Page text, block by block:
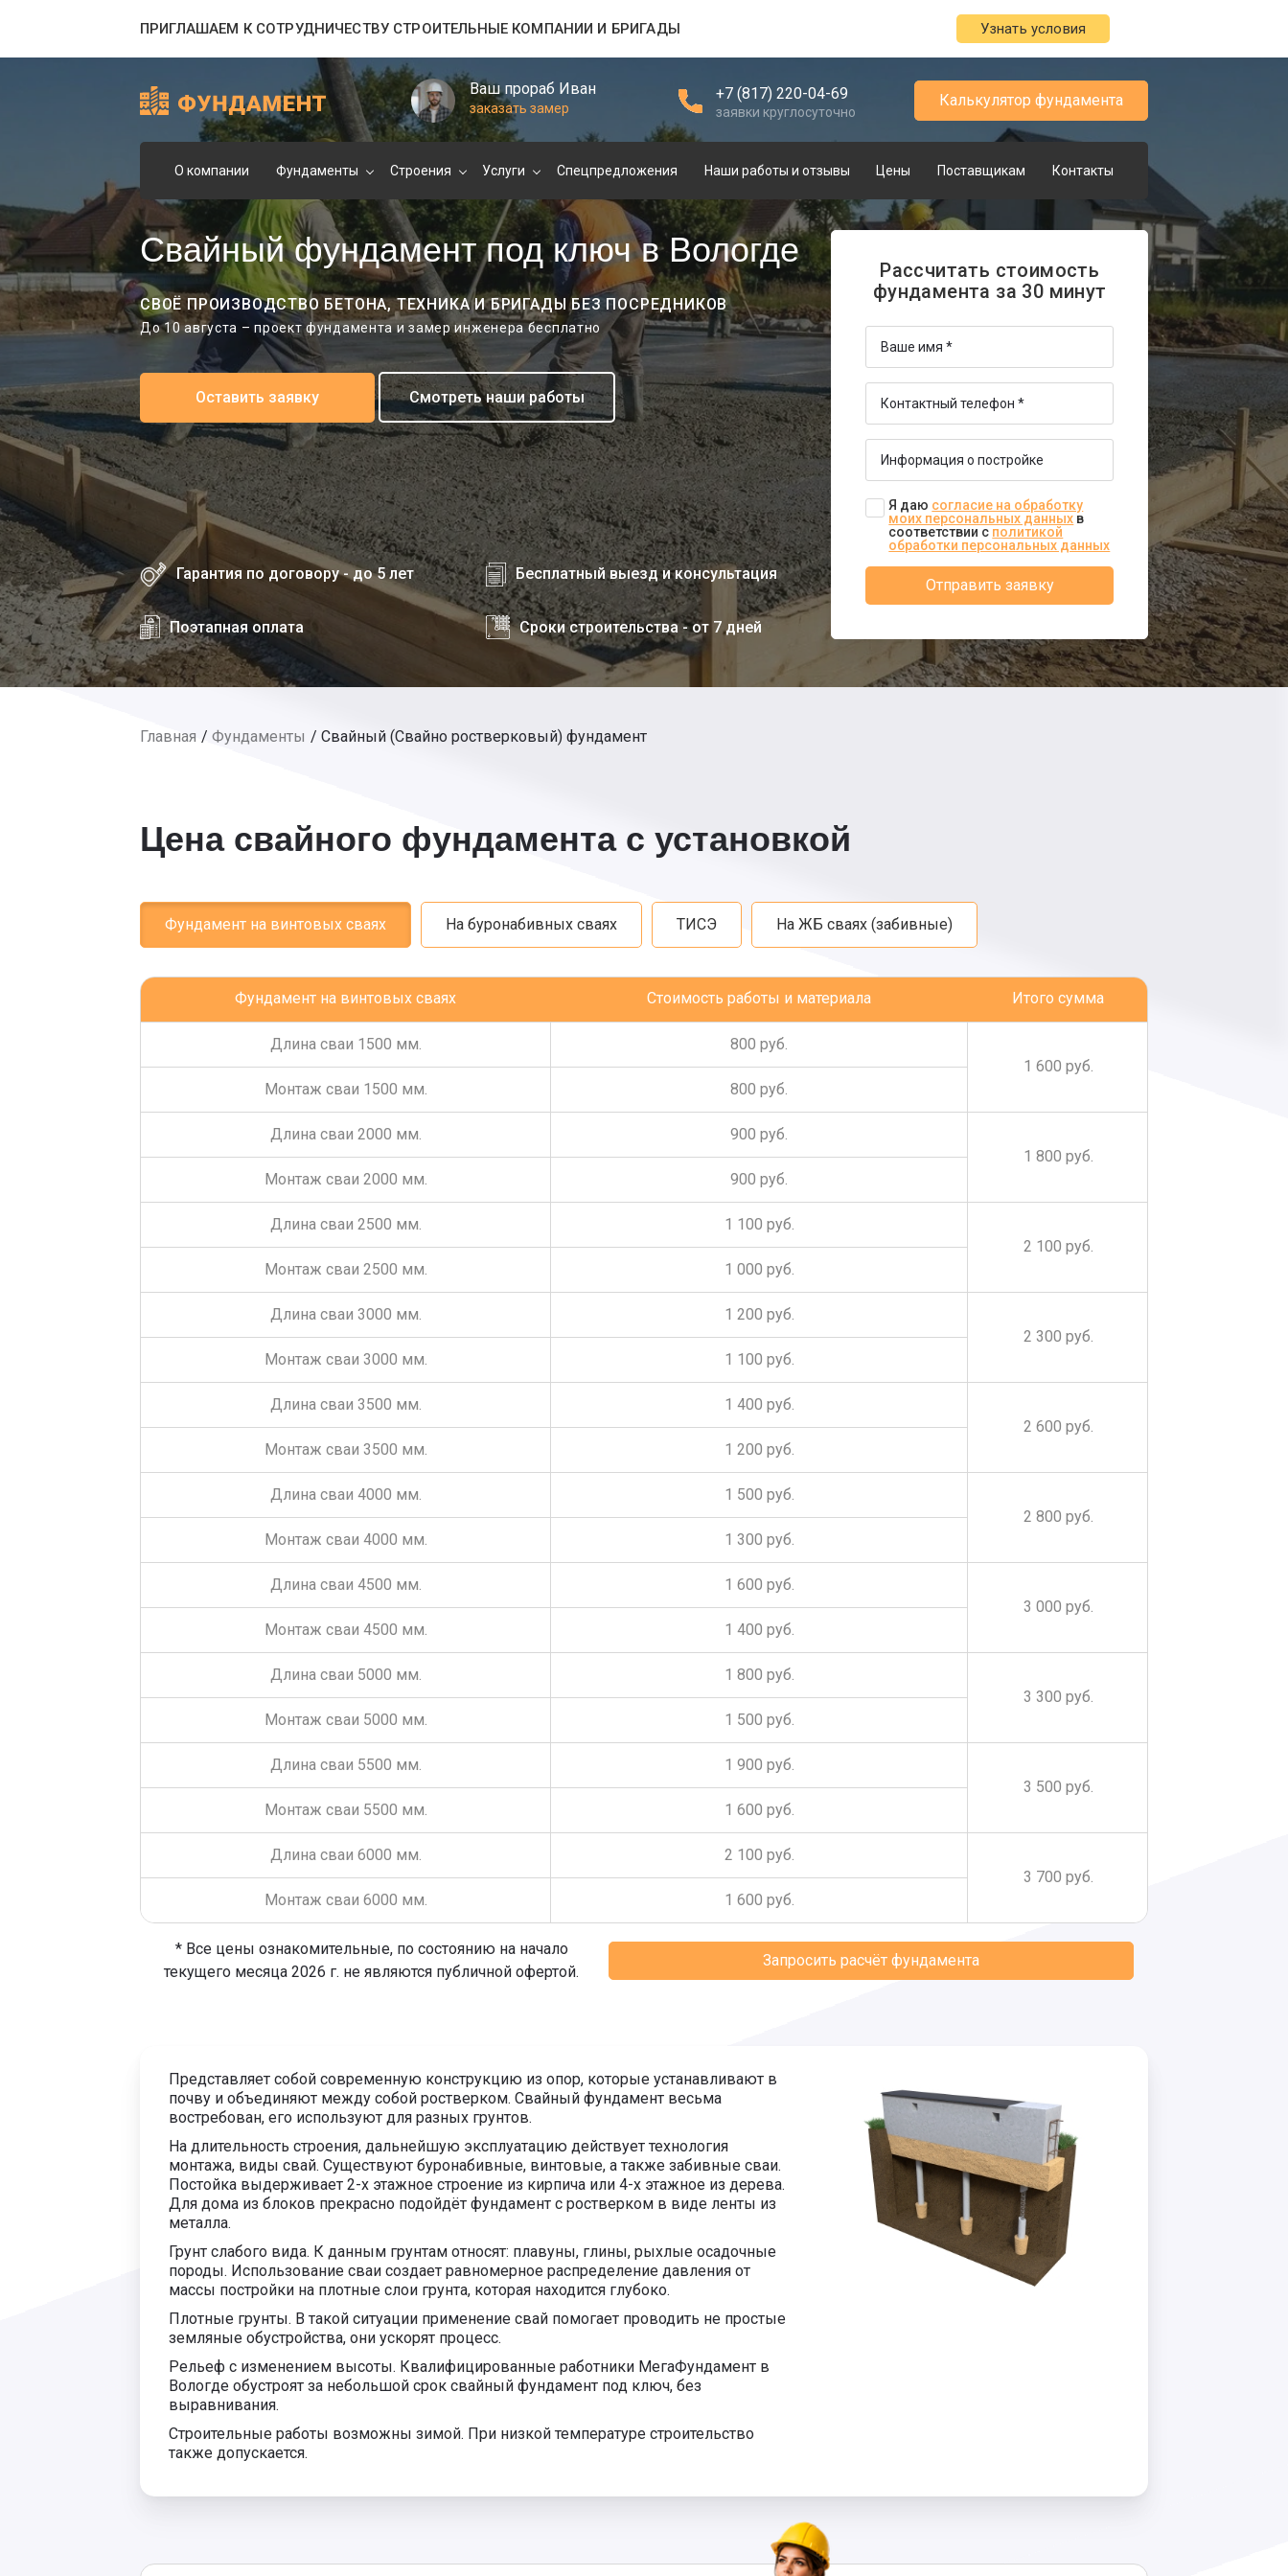
ПРИГЛАШАЕМ К СОТРУДНИЧЕСТВУ СТРОИТЕЛЬНЫЕ КОМПАНИИ И БРИГАДЫ Узнать условия
Ваш прораб Иван
заказать замер
+7 (817) 220-04-69
заявки круглосуточно
Калькулятор фундамента
О компании Фундаменты Строения Услуги Спецпредложения Наши работы и отзывы Цены Поставщикам Контакты
Свайный фундамент под ключ в Вологде
СВОЁ ПРОИЗВОДСТВО БЕТОНА, ТЕХНИКА И БРИГАДЫ БЕЗ ПОСРЕДНИКОВ
До 10 августа – проект фундамента и замер инженера бесплатно
Оставить заявку Смотреть наши работы
Гарантия по договору - до 5 лет Бесплатный выезд и консультация
Поэтапная оплата Сроки строительства - от 7 дней
Рассчитать стоимость
фундамента за 30 минут
Я даю согласие на обработку
моих персональных данных в
соответствии с политикой
обработки персональных данных
Отправить заявку
Главная Фундаменты Свайный (Свайно ростверковый) фундамент
Цена свайного фундамента с установкой
Фундамент на винтовых сваях На буронабивных сваях ТИСЭ На ЖБ сваях (забивные)
Фундамент на винтовых сваях Стоимость работы и материала Итого сумма
Длина сваи 1500 мм.
800 руб.
1 600 руб.
Монтаж сваи 1500 мм.
800 руб.
Длина сваи 2000 мм.
900 руб.
1 800 руб.
Монтаж сваи 2000 мм.
900 руб.
Длина сваи 2500 мм.
1 100 руб.
2 100 руб.
Монтаж сваи 2500 мм.
1 000 руб.
Длина сваи 3000 мм.
1 200 руб.
2 300 руб.
Монтаж сваи 3000 мм.
1 100 руб.
Длина сваи 3500 мм.
1 400 руб.
2 600 руб.
Монтаж сваи 3500 мм.
1 200 руб.
Длина сваи 4000 мм.
1 500 руб.
2 800 руб.
Монтаж сваи 4000 мм.
1 300 руб.
Длина сваи 4500 мм.
1 600 руб.
3 000 руб.
Монтаж сваи 4500 мм.
1 400 руб.
Длина сваи 5000 мм.
1 800 руб.
3 300 руб.
Монтаж сваи 5000 мм.
1 500 руб.
Длина сваи 5500 мм.
1 900 руб.
3 500 руб.
Монтаж сваи 5500 мм.
1 600 руб.
Длина сваи 6000 мм.
2 100 руб.
3 700 руб.
Монтаж сваи 6000 мм.
1 600 руб.
* Все цены ознакомительные, по состоянию на начало
текущего месяца 2026 г. не являются публичной офертой.
Запросить расчёт фундамента
Представляет собой современную конструкцию из опор, которые устанавливают в
почву и объединяют между собой ростверком. Свайный фундамент весьма
востребован, его используют для разных грунтов.
На длительность строения, дальнейшую эксплуатацию действует технология
монтажа, виды свай. Существуют буронабивные, винтовые, а также забивные сваи.
Постойка выдерживает 2-х этажное строение из кирпича или 4-х этажное из дерева.
Для дома из блоков прекрасно подойдёт фундамент с ростверком в виде ленты из
металла.
Грунт слабого вида. К данным грунтам относят: плавуны, глины, рыхлые осадочные
породы. Использование сваи создает равномерное распределение давления от
массы постройки на плотные слои грунта, которая находится глубоко.
Плотные грунты. В такой ситуации применение свай помогает проводить не простые
земляные обустройства, они ускорят процесс.
Рельеф с изменением высоты. Квалифицированные работники МегаФундамент в
Вологде обустроят за небольшой срок свайный фундамент под ключ, без
выравнивания.
Строительные работы возможны зимой. При низкой температуре строительство
также допускается.